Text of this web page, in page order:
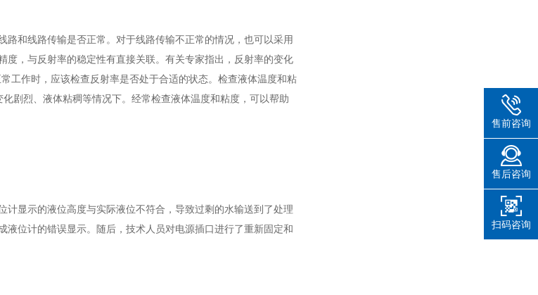
和线路传输是否正常。对于线路传输不正常的情况，也可以采用
，与反射率的稳定性有直接关联。有关专家指出，反射率的变化
工作时，应该检查反射率是否处于合适的状态。检查液体温度和粘
剧烈、液体粘稠等情况下。经常检查液体温度和粘度，可以帮助
显示的液位高度与实际液位不符合，导致过剩的水输送到了处理
位计的错误显示。随后，技术人员对电源插口进行了重新固定和
售前咨询
售后咨询
扫码咨询